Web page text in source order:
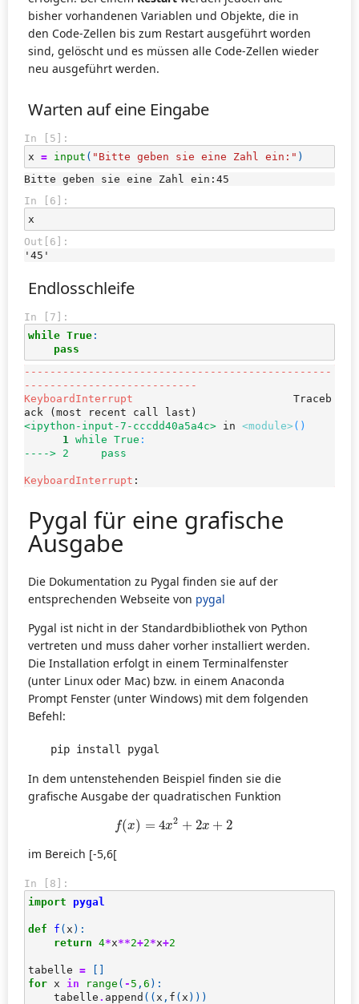
bisher vorhandenen Variablen und Objekte, die in
den Code-Zellen bis zum Restart ausgeführt worden
sind, gelöscht und es müssen alle Code-Zellen wieder
neu ausgeführt werden.
Warten auf eine Eingabe
In [5]:
x = input ( "Bitte geben sie eine Zahl ein:" )
In [6]:
x
Out[6]:
'45'
Endlosschleife
In [7]:
while True :
pass
------------------------------------------------
---------------------------
KeyboardInterrupt
                         Traceb
<ipython-input-7-cccdd40a5a4c> in <module> ()
      1
while True :
----> 2
pass
KeyboardInterrupt :
Pygal für eine grafische
Ausgabe
Die Dokumentation zu Pygal finden sie auf der
entsprechenden Webseite von pygal
Pygal ist nicht in der Standardbibliothek von Python
vertreten und muss daher vorher installiert werden.
Die Installation erfolgt in einem Terminalfenster
(unter Linux oder Mac) bzw. in einem Anaconda
Prompt Fenster (unter Windows) mit dem folgenden
Befehl:
pip install pygal
In dem untenstehenden Beispiel finden sie die
grafische Ausgabe der quadratischen Funktion
f(x) = 4x2 + 2x + 2
(x 4x 2 +2 x 2
im Bereich [-5,6[
In [8]:
import
pygal
def f ( x ):
return 4*x**2+2*x+2
tabelle =
for x in range ( - 5 , 6 ):
tabelle . append (( x , f ( x )))